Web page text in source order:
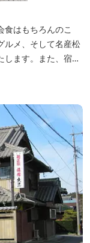
食はもちろんのこ
ルメ、そして名産松
ます。また、宿泊
れた純木造建築で